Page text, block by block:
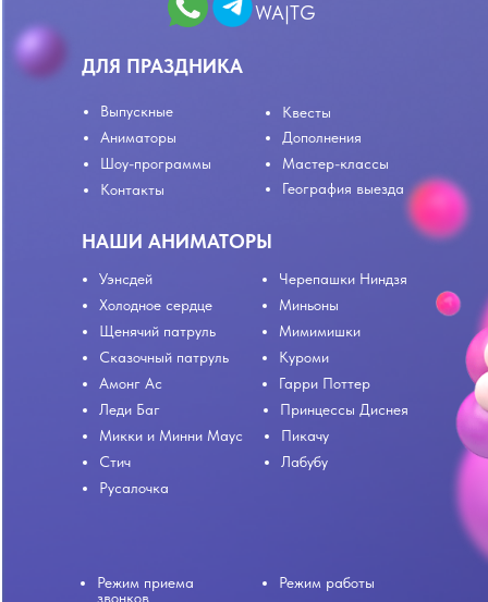
НАШИ АНИМАТОРЫ
Уэнсдей
Холодное сердце
Щенячий патруль
Сказочный патруль
Амонг Ас
Стич
Черепашки Ниндзя
Миньоны
Мимимишки
Куроми
Гарри Поттер
Русалочка
Лабубу
Принцессы Диснея
Леди Баг
Микки и Минни Маус
Режим приема
звонков
Режим работы
Пикачу
ДЛЯ ПРАЗДНИКА
Аниматоры
Шоу-программы
Квесты
Мастер-классы
Дополнения
WA|TG
Контакты География выезда
Выпускные